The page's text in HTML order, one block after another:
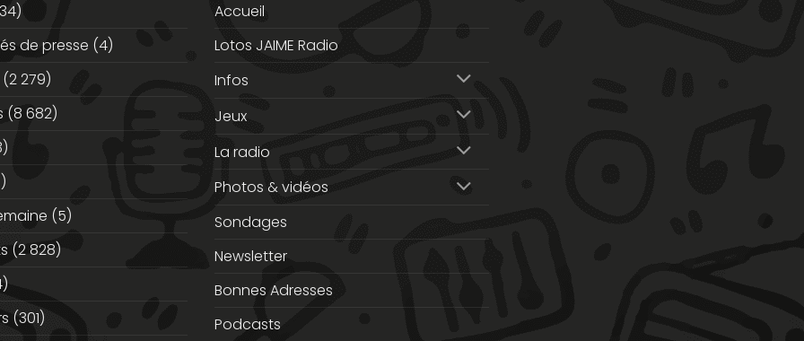
de presse (4)
(2 279)
(8 682)
(5)
(2 828)
(301)
Accueil
Lotos JAIME Radio
Infos
Jeux
La radio
Photos & vidéos
Sondages
Newsletter
Bonnes Adresses
Podcasts